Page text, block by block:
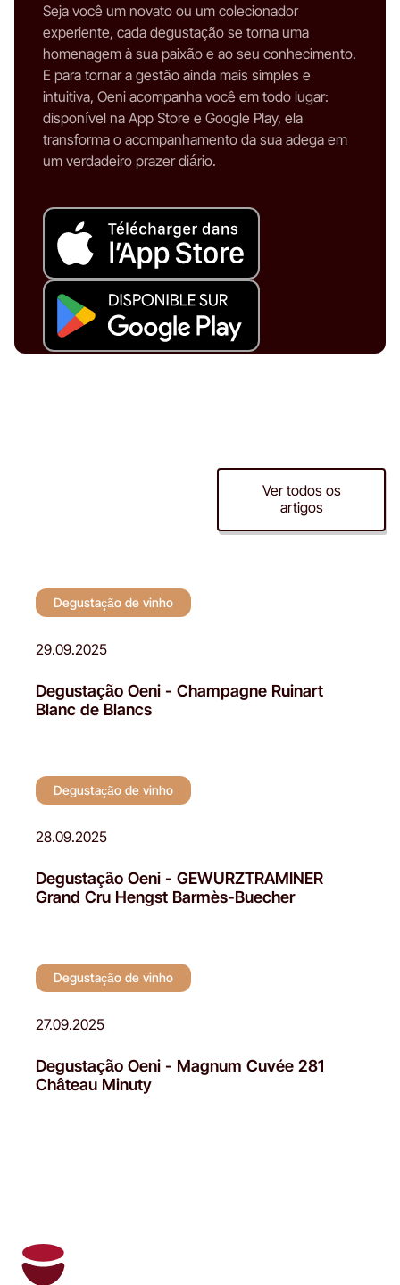
Seja você um novato ou um colecionador
experiente, cada degustação se torna uma
homenagem à sua paixão e ao seu conhecimento.
E para tornar a gestão ainda mais simples e
intuitiva, Oeni acompanha você em todo lugar:
disponível na App Store e Google Play, ela
transforma o acompanhamento da sua adega em
um verdadeiro prazer diário.
Ver todos os
artigos
Degustação de vinho
29.09.2025
Degustação Oeni - Champagne Ruinart
Blanc de Blancs
Degustação de vinho
28.09.2025
Degustação Oeni - GEWURZTRAMINER
Grand Cru Hengst Barmès-Buecher
Degustação de vinho
27.09.2025
Degustação Oeni - Magnum Cuvée 281
Château Minuty